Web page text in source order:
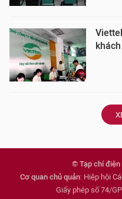
© Tạp chí điện
Cơ quan chủ quản: Hiệp hội
Giấy phép số 74/